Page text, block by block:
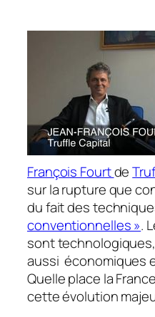
François Fourtde
sur la rupture que
du fait des
conventionnelles ».
sont
aussi économiques
Quelle place la
cette évolution